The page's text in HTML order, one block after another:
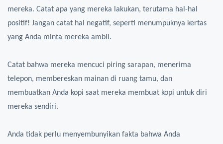
mereka. Catat apa yang mereka lakukan, terutama hal-hal
positif! Jangan catat hal negatif, seperti menumpuknya kertas
yang Anda minta mereka ambil.
Catat bahwa mereka mencuci piring sarapan, menerima
telepon, membereskan mainan di ruang tamu, dan
membuatkan Anda kopi saat mereka membuat kopi untuk diri
mereka sendiri.
Anda tidak perlu menyembunyikan fakta bahwa Anda